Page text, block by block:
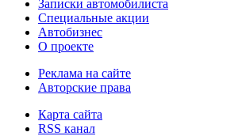
Записки автомобилиста
Специальные акции
Автобизнес
О проекте
Реклама на сайте
Авторские права
Карта сайта
RSS канал